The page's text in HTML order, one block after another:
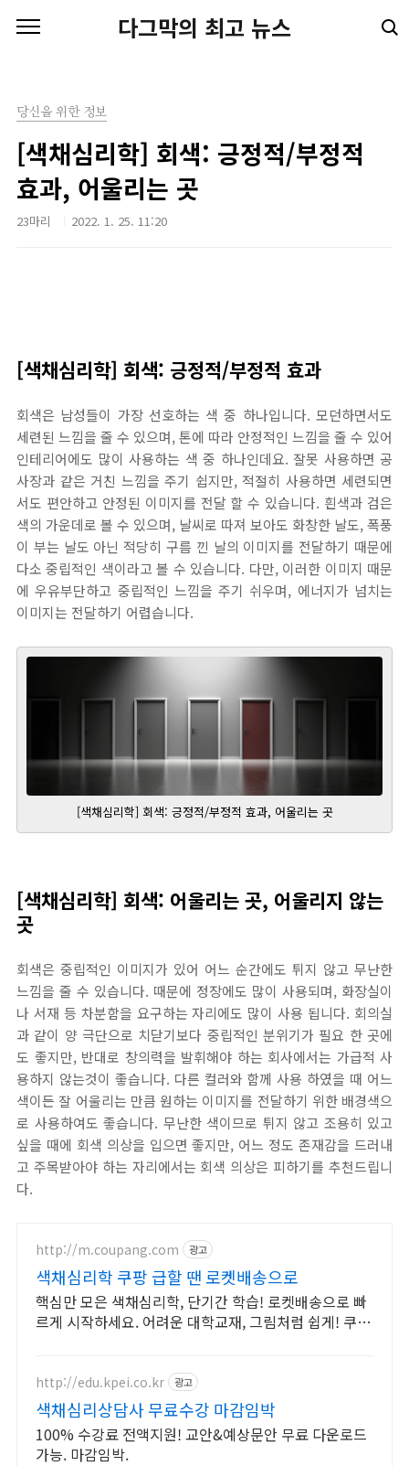
다그막의 최고 뉴스
당신을 위한 정보
[색채심리학] 회색: 긍정적/부정적
효과, 어울리는 곳
23마리 2022. 1. 25. 11:20
[색채심리학] 회색: 긍정적/부정적 효과
회색은 남성들이 가장 선호하는 색 중 하나입니다. 모던하면서도
세련된 느낌을 줄 수 있으며, 톤에 따라 안정적인 느낌을 줄 수 있어
인테리어에도 많이 사용하는 색 중 하나인데요. 잘못 사용하면 공
사장과 같은 거친 느낌을 주기 쉽지만, 적절히 사용하면 세련되면
서도 편안하고 안정된 이미지를 전달 할 수 있습니다. 흰색과 검은
색의 가운데로 볼 수 있으며, 날씨로 따져 보아도 화창한 날도, 폭풍
이 부는 날도 아닌 적당히 구름 낀 날의 이미지를 전달하기 때문에
다소 중립적인 색이라고 볼 수 있습니다. 다만, 이러한 이미지 때문
에 우유부단하고 중립적인 느낌을 주기 쉬우며, 에너지가 넘치는
이미지는 전달하기 어렵습니다.
[색채심리학] 회색: 긍정적/부정적 효과, 어울리는 곳
[색채심리학] 회색: 어울리는 곳, 어울리지 않는
곳
회색은 중립적인 이미지가 있어 어느 순간에도 튀지 않고 무난한
느낌을 줄 수 있습니다. 때문에 정장에도 많이 사용되며, 화장실이
나 서재 등 차분함을 요구하는 자리에도 많이 사용 됩니다. 회의실
과 같이 양 극단으로 치닫기보다 중립적인 분위기가 필요 한 곳에
도 좋지만, 반대로 창의력을 발휘해야 하는 회사에서는 가급적 사
용하지 않는것이 좋습니다. 다른 컬러와 함께 사용 하였을 때 어느
색이든 잘 어울리는 만큼 원하는 이미지를 전달하기 위한 배경색으
로 사용하여도 좋습니다. 무난한 색이므로 튀지 않고 조용히 있고
싶을 때에 회색 의상을 입으면 좋지만, 어느 정도 존재감을 드러내
고 주목받아야 하는 자리에서는 회색 의상은 피하기를 추천드립니
다.
http://m.coupang.com 광고
색채심리학 쿠팡 급할 땐 로켓배송으로
핵심만 모은 색채심리학, 단기간 학습! 로켓배송으로 빠
르게 시작하세요. 어려운 대학교재, 그림처럼 쉽게! 쿠팡
http://edu.kpei.co.kr 광고
색채심리상담사 무료수강 마감임박
100% 수강료 전액지원! 교안&예상문안 무료 다운로드
가능. 마감임박.